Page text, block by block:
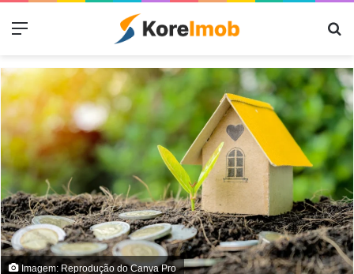
Menu
Imagem: Reprodução do Canva Pro